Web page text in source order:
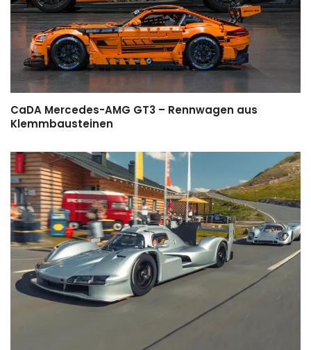
CaDA Mercedes-AMG GT3 – Rennwagen aus
Klemmbausteinen